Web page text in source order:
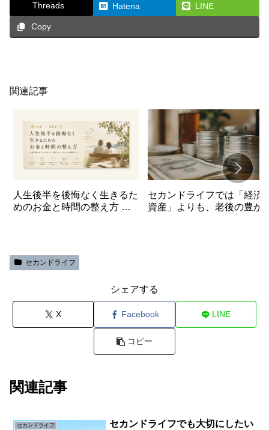
Threads Hatena LINE
Copy
関連記事
人生後半を後悔なく生きるた
めのお金と時間の整え方 第1
セカンドライフでは「経済
資産」よりも、老後の豊か
セカンドライフ
シェアする
X Facebook LINE
コピー
関連記事
セカンドライフ
セカンドライフでも大切にしたい